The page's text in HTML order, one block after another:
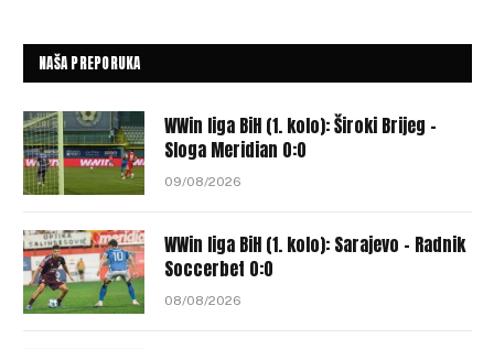
NAŠA PREPORUKA
WWin liga BiH (1. kolo): Široki Brijeg –
Sloga Meridian 0:0
09/08/2026
WWin liga BiH (1. kolo): Sarajevo – Radnik
Soccerbet 0:0
08/08/2026